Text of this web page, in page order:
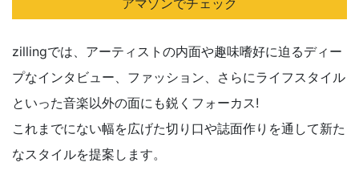
アマゾンでチェック
zillingでは、アーティストの内面や趣味嗜好に迫るディー
プなインタビュー、ファッション、さらにライフスタイル
といった音楽以外の面にも鋭くフォーカス!
これまでにない幅を広げた切り口や誌面作りを通して新た
なスタイルを提案します。